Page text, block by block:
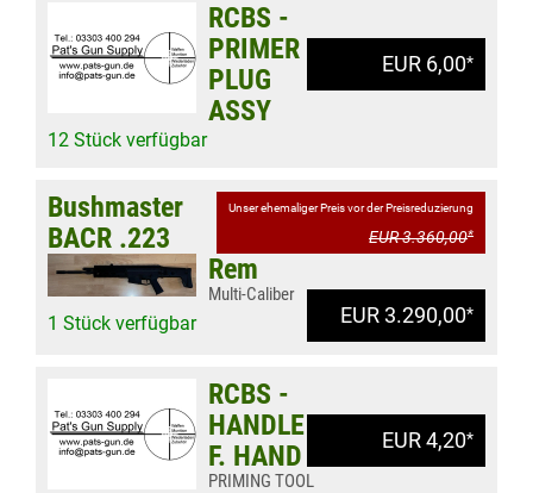
EUR 6,00*
RCBS -
PRIMER
PLUG
ASSY
12 Stück verfügbar
Unser ehemaliger Preis vor der Preisreduzierung
EUR 3.360,00*
EUR 3.290,00*
Bushmaster
BACR .223
Rem
Multi-Caliber
1 Stück verfügbar
EUR 4,20*
RCBS -
HANDLE
F. HAND
PRIMING TOOL